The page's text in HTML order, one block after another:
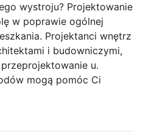
wystroju? Projektowanie
w poprawie ogólnej
Projektanci wnętrz
i budowniczymi,
u.
mogą pomóc Ci